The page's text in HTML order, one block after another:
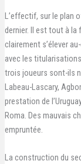
L’effectif, sur le plan
dernier. Il est tout à la
clairement s’élever
avec les
trois joueurs sont-ils
Labeau-Lascary,
prestation de
Roma. Des mauvais
empruntée.
La construction du